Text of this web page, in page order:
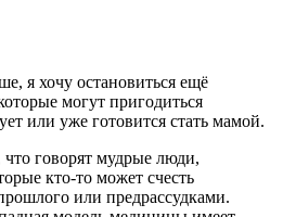
я хочу остановиться ещё
могут пригодиться
или уже готовится стать мамой.
говорят мудрые люди,
кто-то может счесть
или предрассудками.